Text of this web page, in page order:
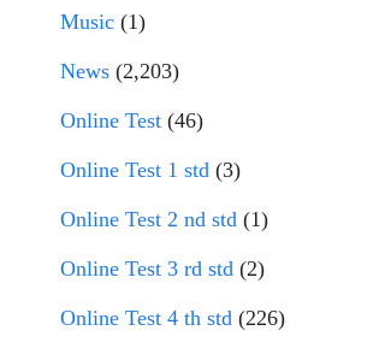
Music (1)
News (2,203)
Online Test (46)
Online Test 1 std (3)
Online Test 2 nd std (1)
Online Test 3 rd std (2)
Online Test 4 th std (226)